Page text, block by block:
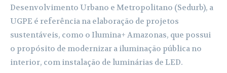
Desenvolvimento Urbano e Metropolitano (Sedurb), a
UGPE é referência na elaboração de projetos
sustentáveis, como o Ilumina+ Amazonas, que possui
o propósito de modernizar a iluminação pública no
interior, com instalação de luminárias de LED.